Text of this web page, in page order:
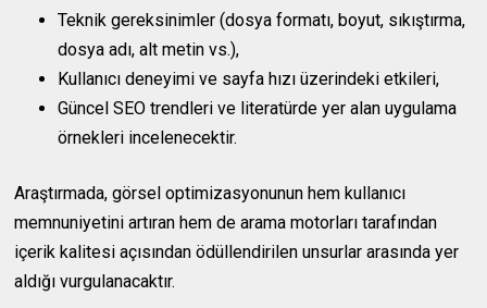
Teknik gereksinimler (dosya formatı, boyut, sıkıştırma,
dosya adı, alt metin vs.),
Kullanıcı deneyimi ve sayfa hızı üzerindeki etkileri,
Güncel SEO trendleri ve literatürde yer alan uygulama
örnekleri incelenecektir.
Araştırmada, görsel optimizasyonunun hem kullanıcı
memnuniyetini artıran hem de arama motorları tarafından
içerik kalitesi açısından ödüllendirilen unsurlar arasında yer
aldığı vurgulanacaktır.